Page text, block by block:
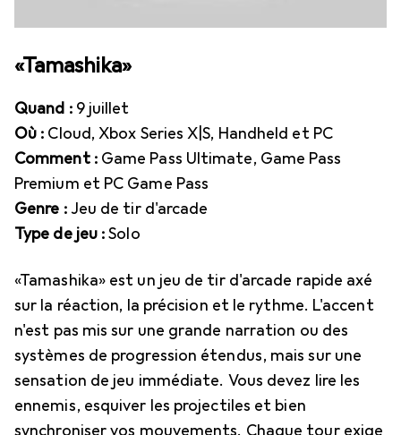
«Tamashika»
Quand :9 juillet
Où : Cloud, Xbox Series X|S, Handheld et PC
Comment :Game Pass Ultimate, Game Pass
Premium et PC Game Pass
Genre :Jeu de tir d'arcade
Type de jeu :Solo
«Tamashika» est un jeu de tir d'arcade rapide axé
sur la réaction, la précision et le rythme. L'accent
n'est pas mis sur une grande narration ou des
systèmes de progression étendus, mais sur une
sensation de jeu immédiate. Vous devez lire les
ennemis, esquiver les projectiles et bien
synchroniser vos mouvements. Chaque tour exige